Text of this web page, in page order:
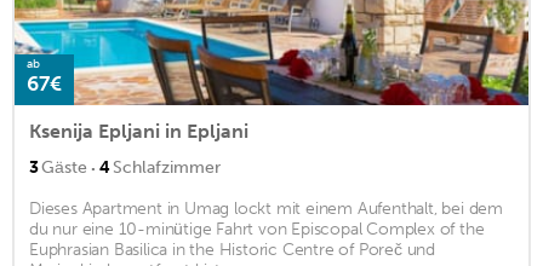
ab
67€
Ksenija Epljani in Epljani
3Gäste · 4Schlafzimmer
Dieses Apartment in Umag lockt mit einem Aufenthalt, bei dem
du nur eine 10-minütige Fahrt von Episcopal Complex of the
Euphrasian Basilica in the Historic Centre of Poreč und